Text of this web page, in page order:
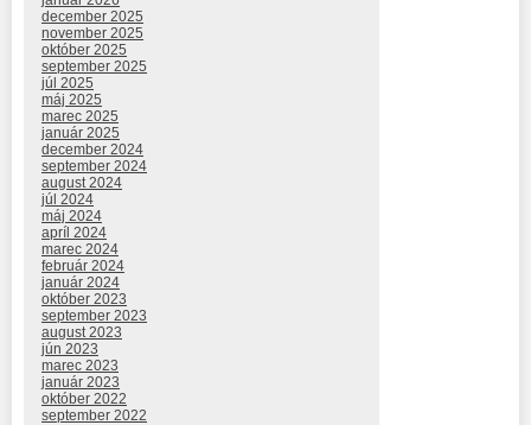
december 2025
november 2025
október 2025
september 2025
júl 2025
máj 2025
marec 2025
január 2025
december 2024
september 2024
august 2024
júl 2024
máj 2024
apríl 2024
marec 2024
február 2024
január 2024
október 2023
september 2023
august 2023
jún 2023
marec 2023
január 2023
október 2022
september 2022